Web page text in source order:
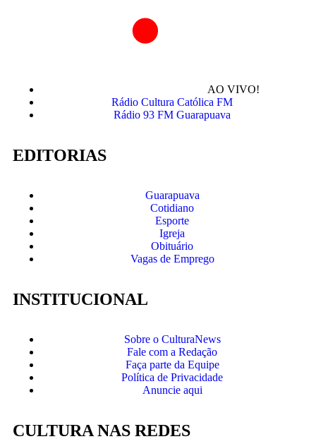
AO VIVO!
Rádio Cultura Católica FM
Rádio 93 FM Guarapuava
EDITORIAS
Guarapuava
Cotidiano
Esporte
Igreja
Obituário
Vagas de Emprego
INSTITUCIONAL
Sobre o CulturaNews
Fale com a Redação
Faça parte da Equipe
Política de Privacidade
Anuncie aqui
CULTURA NAS REDES